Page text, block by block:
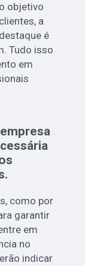
objetivo
a
é
Tudo isso
em
como por
garantir
em
no
indicar